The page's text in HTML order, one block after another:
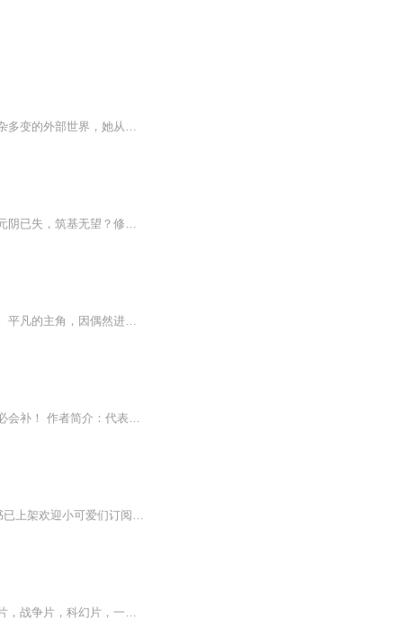
【内容简介】一个在现代被各种信息轰炸，拥有着现代思维的女子，胎穿到了异界。面对复杂多变的外部世界，她从一开始的小心谨慎，到后来逐渐放开，绽放出耀眼的光华，在这个世界留下一段独属于她自己的华丽篇章。这里没有逆天的宝物，没有如花的美男，只有...
日更一集【内容简介】修仙路上的第一个难题，不是师父离世，不是掌门女儿的刁难，而是元阴已失，筑基无望？修仙路上的第二个难题，不是被人囚禁奴役，而是筋脉尽毁，元寿将尽？师父说，你只要学会疗伤救人和保命就可以了。所以，别人修仙，或遇神杀神、逆...
日月星辰，浩渺宇宙中，存在着一处飘忽不定的神秘空间，里面的宝物，能令众人为之疯狂。平凡的主角，因偶然进入其中，命运从此转变，斗恶霸，保家国，名扬天下；为父母，闯玄界，终成霸者；救爱人，进宇宙，化身成圣。且看主角如何叱咤风云主角出身在贫寒的山村中，自幼与爷爷相依为命。至于其父母，在主角出生时，便消失不见。母亲韩映月，其实是一个隐世修真门派玄冰宗宗主的千金，因入世修炼，化身普通女子，与主角父亲，也就是除华夏四大家族外，较大的家族沈家天才沈天浪相爱。沈家自然反对，最终被驱逐家门，居住在山村中，至于主角的爷爷，并非亲生。
听三集必上瘾，新书上架前三个月更新不限，三月之后每天双更（可能有临时改动）。缺更必会补！ 作者简介：代表作 魔皇传奇、我冒充了天选之子… X星辰之星X：代表作 凡人修仙传3、都市极品捉鬼系统… 小说简介：主角叶林天生就一个人，但是有一天突然她可...
本书已完结，多人有声小说，凡人类体系修仙，欢迎大家订阅收藏！ ~~·~·新书已上架欢迎小可爱们订阅加收藏！·~~~~ 》》》》》》》新书火爆更新中！《我是星主》点我去听《《《《《《本专辑免费，无任何商业用途和收益，纯...
【内容简介】每部电影，都是一次脱胎换骨的历练，每部电影，也是生死难料的战斗！武侠片，战争片，科幻片，一个城市小青年，穿越在不同电影世界里，不是演员，是真人投入，没有再来一次的机会！穿越电影，体验非同一般的人生，一步步走出自己的传奇世界！...